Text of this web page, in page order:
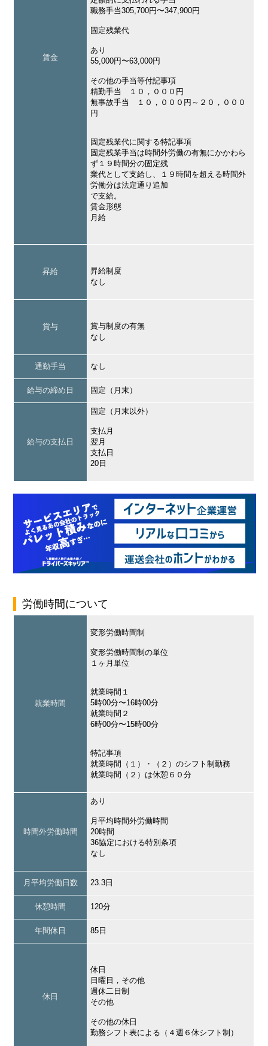
賃金
職務手当305,700円〜347,900円
固定残業代
あり
55,000円〜63,000円
その他の手当等付記事項
精勤手当 １０，０００円
無事故手当 １０，０００円～２０，０００
円
固定残業代に関する特記事項
固定残業手当は時間外労働の有無にかかわら
ず１９時間分の固定残
業代として支給し、１９時間を超える時間外
労働分は法定通り追加
で支給。
賃金形態
月給
昇給
昇給制度
なし
賞与
賞与制度の有無
なし
通勤手当 なし
給与の締め日 固定（月末）
給与の支払日
固定（月末以外）
支払月
翌月
支払日
20日
労働時間について
就業時間
変形労働時間制
変形労働時間制の単位
１ヶ月単位
就業時間１
5時00分〜16時00分
就業時間２
6時00分〜15時00分
特記事項
就業時間（１）・（２）のシフト制勤務
就業時間（２）は休憩６０分
時間外労働時間
あり
月平均時間外労働時間
20時間
36協定における特別条項
なし
月平均労働日数 23.3日
休憩時間 120分
年間休日 85日
休日
休日
日曜日，その他
週休二日制
その他
その他の休日
勤務シフト表による（４週６休シフト制）